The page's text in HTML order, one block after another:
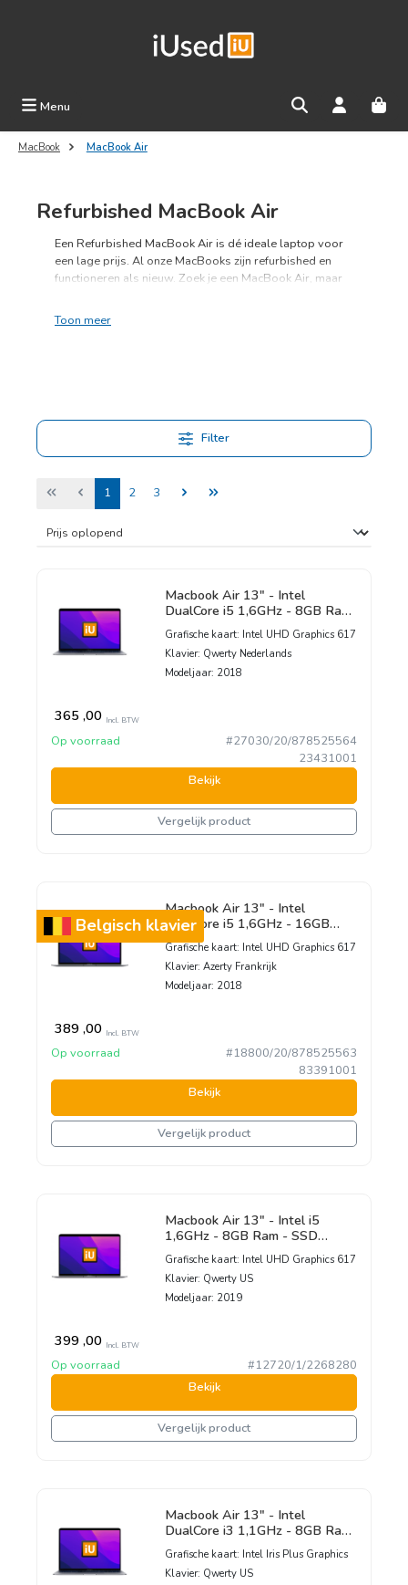
Menu
MacBook MacBook Air
Refurbished MacBook Air
Een Refurbished MacBook Air is dé ideale laptop voor
een lage prijs. Al onze MacBooks zijn refurbished en
functioneren als nieuw. Zoek je een MacBook Air, maar
refurbished MacBook Pro: je profiteert zo van de beste
kwaliteit voor veel minder geld.
Tot 70% goedkoper dan nieuw
Filter
Pagina
1 Pagina
2 Pagina
3
Macbook Air 13" - Intel
DualCore i5 1,6GHz - 8GB Ram
- SSD 128GB - 2018 - Silver -
Nederlands toetsenbord
Grafische kaart: Intel UHD Graphics 617
Klavier: Qwerty Nederlands
Modeljaar: 2018
365 ,00 Incl. BTW
Op voorraad
#27030/20/878525564
23431001
Bekijk
Vergelijk product
Belgisch klavier
Macbook Air 13" - Intel
DualCore i5 1,6GHz - 16GB
Ram - SSD 256GB - 2018 -
Space Gray - Franstalig
toetsenbord
Grafische kaart: Intel UHD Graphics 617
Klavier: Azerty Frankrijk
Modeljaar: 2018
389 ,00 Incl. BTW
Op voorraad
#18800/20/878525563
83391001
Bekijk
Vergelijk product
Macbook Air 13" - Intel i5
1,6GHz - 8GB Ram - SSD
256GB - 2019 - Silver -
Nederlands toetsenbord
Grafische kaart: Intel UHD Graphics 617
Klavier: Qwerty US
Modeljaar: 2019
399 ,00 Incl. BTW
Op voorraad
#12720/1/2268280
Bekijk
Vergelijk product
Macbook Air 13" - Intel
DualCore i3 1,1GHz - 8GB Ram
- SSD 256GB - 2020 - Space
Gray - Nederlands toetsenbord
Grafische kaart: Intel Iris Plus Graphics
Klavier: Qwerty US